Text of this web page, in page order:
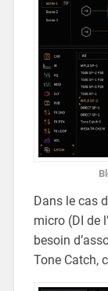
Dans le cas
micro (DI de
besoin
Tone Catch,